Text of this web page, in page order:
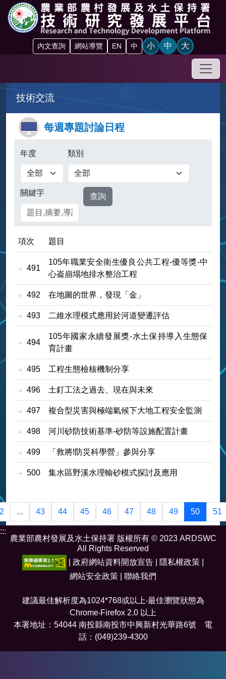
跳到主要內容區塊
內文查詢 網站導覽 EN 中 小 中 大
手機
:::
技術交流
每週專題討論日程
年度 類別
關鍵字
項次 題目
491
105年職業安全衛生優良公共工程-優等獎-中
心崙崩塌地排水整治工程
492 在地圖的世界，發現「金」
493 二維水理模式應用於河道變遷評估
494
105年國家永續發展獎-水土保持導入生態保
育計畫
495 工程生態檢核機制分享
496 土釘工法之過去、現在與未來
497 複合型災害與極端氣候下大地工程安全監測
498 河川砂防技術基準-砂防等設施配置計畫
499 「救將!防災科學營」參與分享
500 集水區野溪水理輸砂模式探討及應用
2 ... 43 44 45 46 47 48 49 50 51
:::
農業部農村發展及水土保持署 版權所有 © 2023 ARDSWC
All Rights Reserved
政府網站資料開放宣告 隱私權政策
網站安全政策
聯絡我們
建議最佳解析度為1024*768或以上‧最佳瀏覽狀態為
Chrome‧Firefox 2.0 以上
本署地址：54044 南投縣南投市中興新村光華路6號 電
話：(049)239-4300